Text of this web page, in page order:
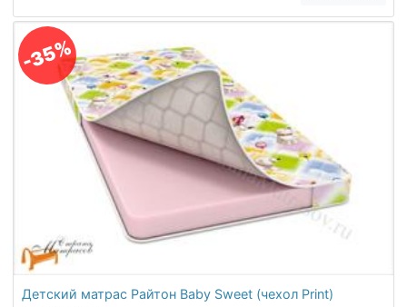
-35%
Детский матрас Райтон Baby Sweet (чехол Print)